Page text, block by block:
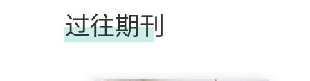
过往期刊